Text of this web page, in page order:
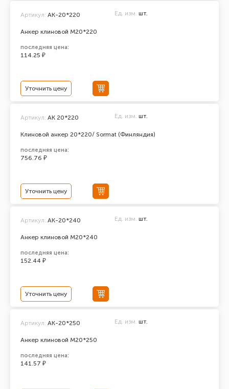
Анкер клиновой М20*220
Артикул: АК-20*220 Ед. изм. шт.
последняя цена:
114.25 ₽
Уточнить цену
Клиновой анкер 20*220/ Sormat (Финляндия)
Артикул: AK 20*220 Ед. изм. шт.
последняя цена:
756.76 ₽
Уточнить цену
Анкер клиновой М20*240
Артикул: АК-20*240 Ед. изм. шт.
последняя цена:
152.44 ₽
Уточнить цену
Анкер клиновой М20*250
Артикул: АК-20*250 Ед. изм. шт.
последняя цена:
141.57 ₽